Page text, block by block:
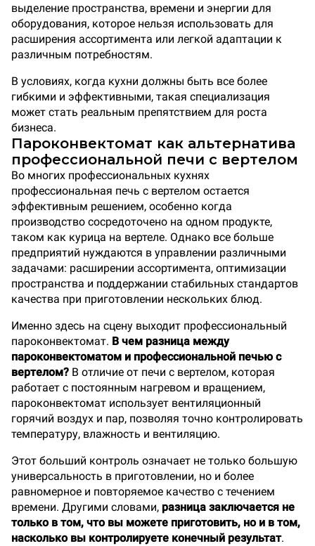
выделение пространства, времени и энергии для
оборудования, которое нельзя использовать для
расширения ассортимента или легкой адаптации к
различным потребностям.
В условиях, когда кухни должны быть все более
гибкими и эффективными, такая специализация
может стать реальным препятствием для роста
бизнеса.
Пароконвектомат как альтернатива
профессиональной печи с вертелом
Во многих профессиональных кухнях
профессиональная печь с вертелом остается
эффективным решением, особенно когда
производство сосредоточено на одном продукте,
таком как курица на вертеле. Однако все больше
предприятий нуждаются в управлении различными
задачами: расширении ассортимента, оптимизации
пространства и поддержании стабильных стандартов
качества при приготовлении нескольких блюд.
Именно здесь на сцену выходит профессиональный
пароконвектомат. В чем разница между
пароконвектоматом и профессиональной печью с
вертелом? В отличие от печи с вертелом, которая
работает с постоянным нагревом и вращением,
пароконвектомат использует вентиляционный
горячий воздух и пар, позволяя точно контролировать
температуру, влажность и вентиляцию.
Этот больший контроль означает не только большую
универсальность в приготовлении, но и более
равномерное и повторяемое качество с течением
времени. Другими словами, разница заключается не
только в том, что вы можете приготовить, но и в том,
насколько вы контролируете конечный результат.